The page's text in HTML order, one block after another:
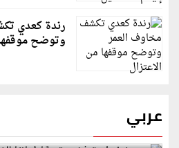
رندة كعدي
وتوضح
عربي
رويترز: إيران ترفض مقترحًا عُمانيًا
لمضيق هرمز